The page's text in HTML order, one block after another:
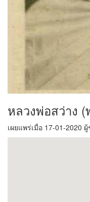
หลวงพ่อสว่าง
เผยแพร่เมื่อ 17-01-2020